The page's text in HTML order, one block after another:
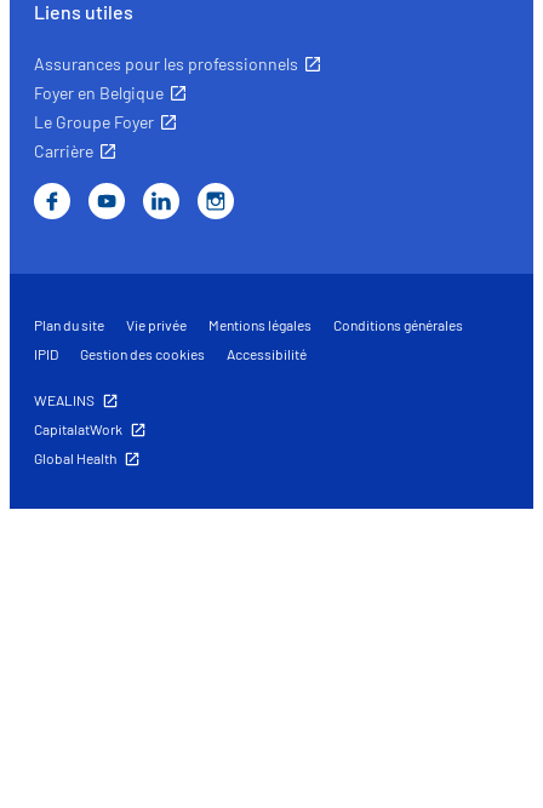
Liens utiles
Assurances pour les professionnels
Foyer en Belgique
Le Groupe Foyer
Carrière
Plan du site Vie privée Mentions légales
Conditions générales
IPID
Gestion des cookies Accessibilité
WEALINS
CapitalatWork
Global Health